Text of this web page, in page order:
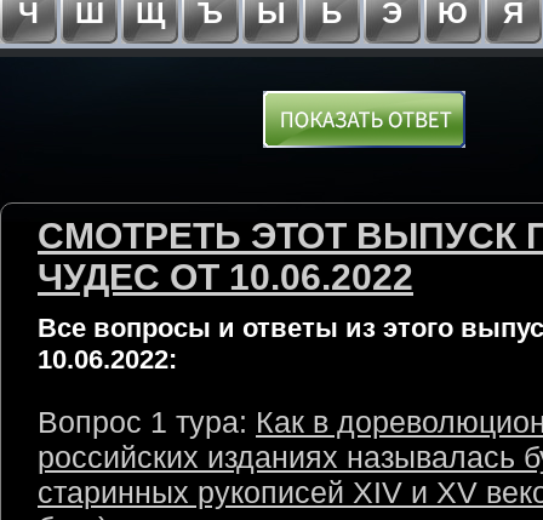
Ч
Ш Щ Ъ Ы Ь Э Ю Я
СМОТРЕТЬ ЭТОТ ВЫПУСК
ЧУДЕС ОТ 10.06.2022
Все вопросы и ответы из этого
10.06.2022:
Вопрос 1 тура: Как в
российских изданиях называлась
старинных рукописей XIV и XV